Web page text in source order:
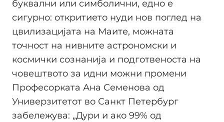
буквални или симболични, едно е
сигурно: откритието нуди нов поглед на
цвилизацијата на Маите, можната
точност на нивните астрономски и
космички сознанија и подготвеноста на
човештвото за идни можни промени
Професорката Ана Семенова од
Универзитетот во Санкт Петербург
забележува: „Дури и ако 99% од